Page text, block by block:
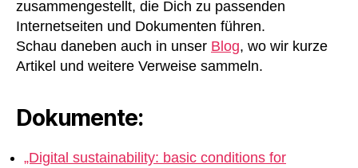
zusammengestellt, die Dich zu passenden
Internetseiten und Dokumenten führen.
Schau daneben auch in unser Blog, wo wir kurze
Artikel und weitere Verweise sammeln.
Dokumente:
„Digital sustainability: basic conditions for